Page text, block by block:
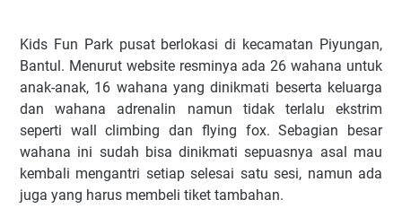
Kids Fun Park pusat berlokasi di kecamatan Piyungan,
Bantul. Menurut website resminya ada 26 wahana untuk
anak-anak, 16 wahana yang dinikmati beserta keluarga
dan wahana adrenalin namun tidak terlalu ekstrim
seperti wall climbing dan flying fox. Sebagian besar
wahana ini sudah bisa dinikmati sepuasnya asal mau
kembali mengantri setiap selesai satu sesi, namun ada
juga yang harus membeli tiket tambahan.